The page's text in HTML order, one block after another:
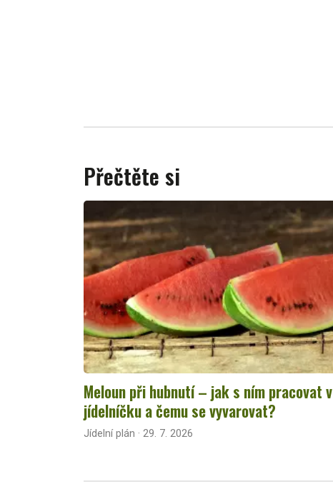
Přečtěte si
Meloun při hubnutí – jak s ním pracovat v
jídelníčku a čemu se vyvarovat?
Jídelní plán · 29. 7. 2026